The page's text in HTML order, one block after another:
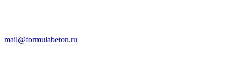
mail@formulabeton.ru